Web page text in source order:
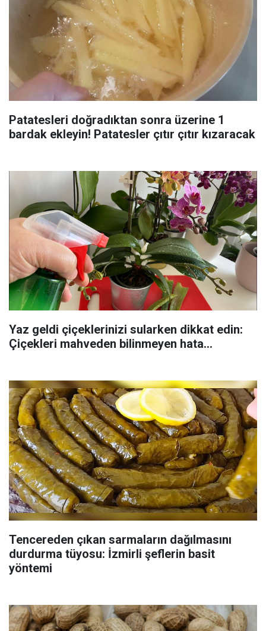
Patatesleri doğradıktan sonra üzerine 1
bardak ekleyin! Patatesler çıtır çıtır kızaracak
Yaz geldi çiçeklerinizi sularken dikkat edin:
Çiçekleri mahveden bilinmeyen hata...
Tencereden çıkan sarmaların dağılmasını
durdurma tüyosu: İzmirli şeflerin basit
yöntemi